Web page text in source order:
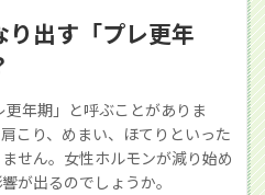
出す「プレ更年
年期」と呼ぶことがありま
こり、めまい、ほてりといった
せん。女性ホルモンが減り始め
が出るのでしょうか。